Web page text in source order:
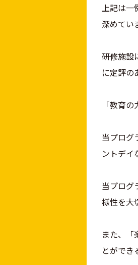
上記は一
深めてい
研修施設
に定評の
「教育
当プログ
ントデイ
当プログ
様性を大
また、
とができ